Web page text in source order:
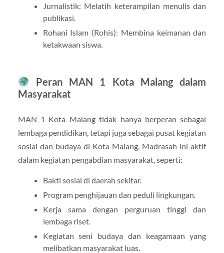
Jurnalistik: Melatih keterampilan menulis dan
publikasi.
Rohani Islam (Rohis): Membina keimanan dan
ketakwaan siswa.
Peran MAN 1 Kota Malang dalam
Masyarakat
MAN 1 Kota Malang tidak hanya berperan sebagai
lembaga pendidikan, tetapi juga sebagai pusat kegiatan
sosial dan budaya di Kota Malang. Madrasah ini aktif
dalam kegiatan pengabdian masyarakat, seperti:
Bakti sosial di daerah sekitar.
Program penghijauan dan peduli lingkungan.
Kerja sama dengan perguruan tinggi dan
lembaga riset.
Kegiatan seni budaya dan keagamaan yang
melibatkan masyarakat luas.